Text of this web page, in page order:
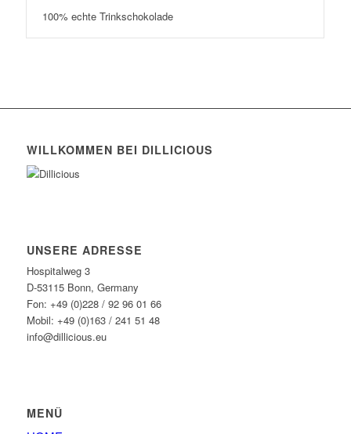
100% echte Trinkschokolade
WILLKOMMEN BEI DILLICIOUS
UNSERE ADRESSE
Hospitalweg 3
D-53115 Bonn, Germany
Fon: +49 (0)228 / 92 96 01 66
Mobil: +49 (0)163 / 241 51 48
info@dillicious.eu
MENÜ